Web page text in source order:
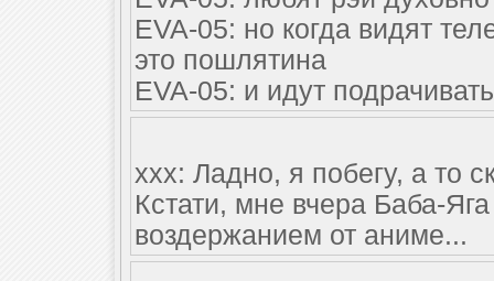
EVA-05: но когда видят
это пошлятина
EVA-05: и идут
xxx: Ладно, я побегу, а то
Кстати, мне вчера Баба-
воздержанием от аниме...